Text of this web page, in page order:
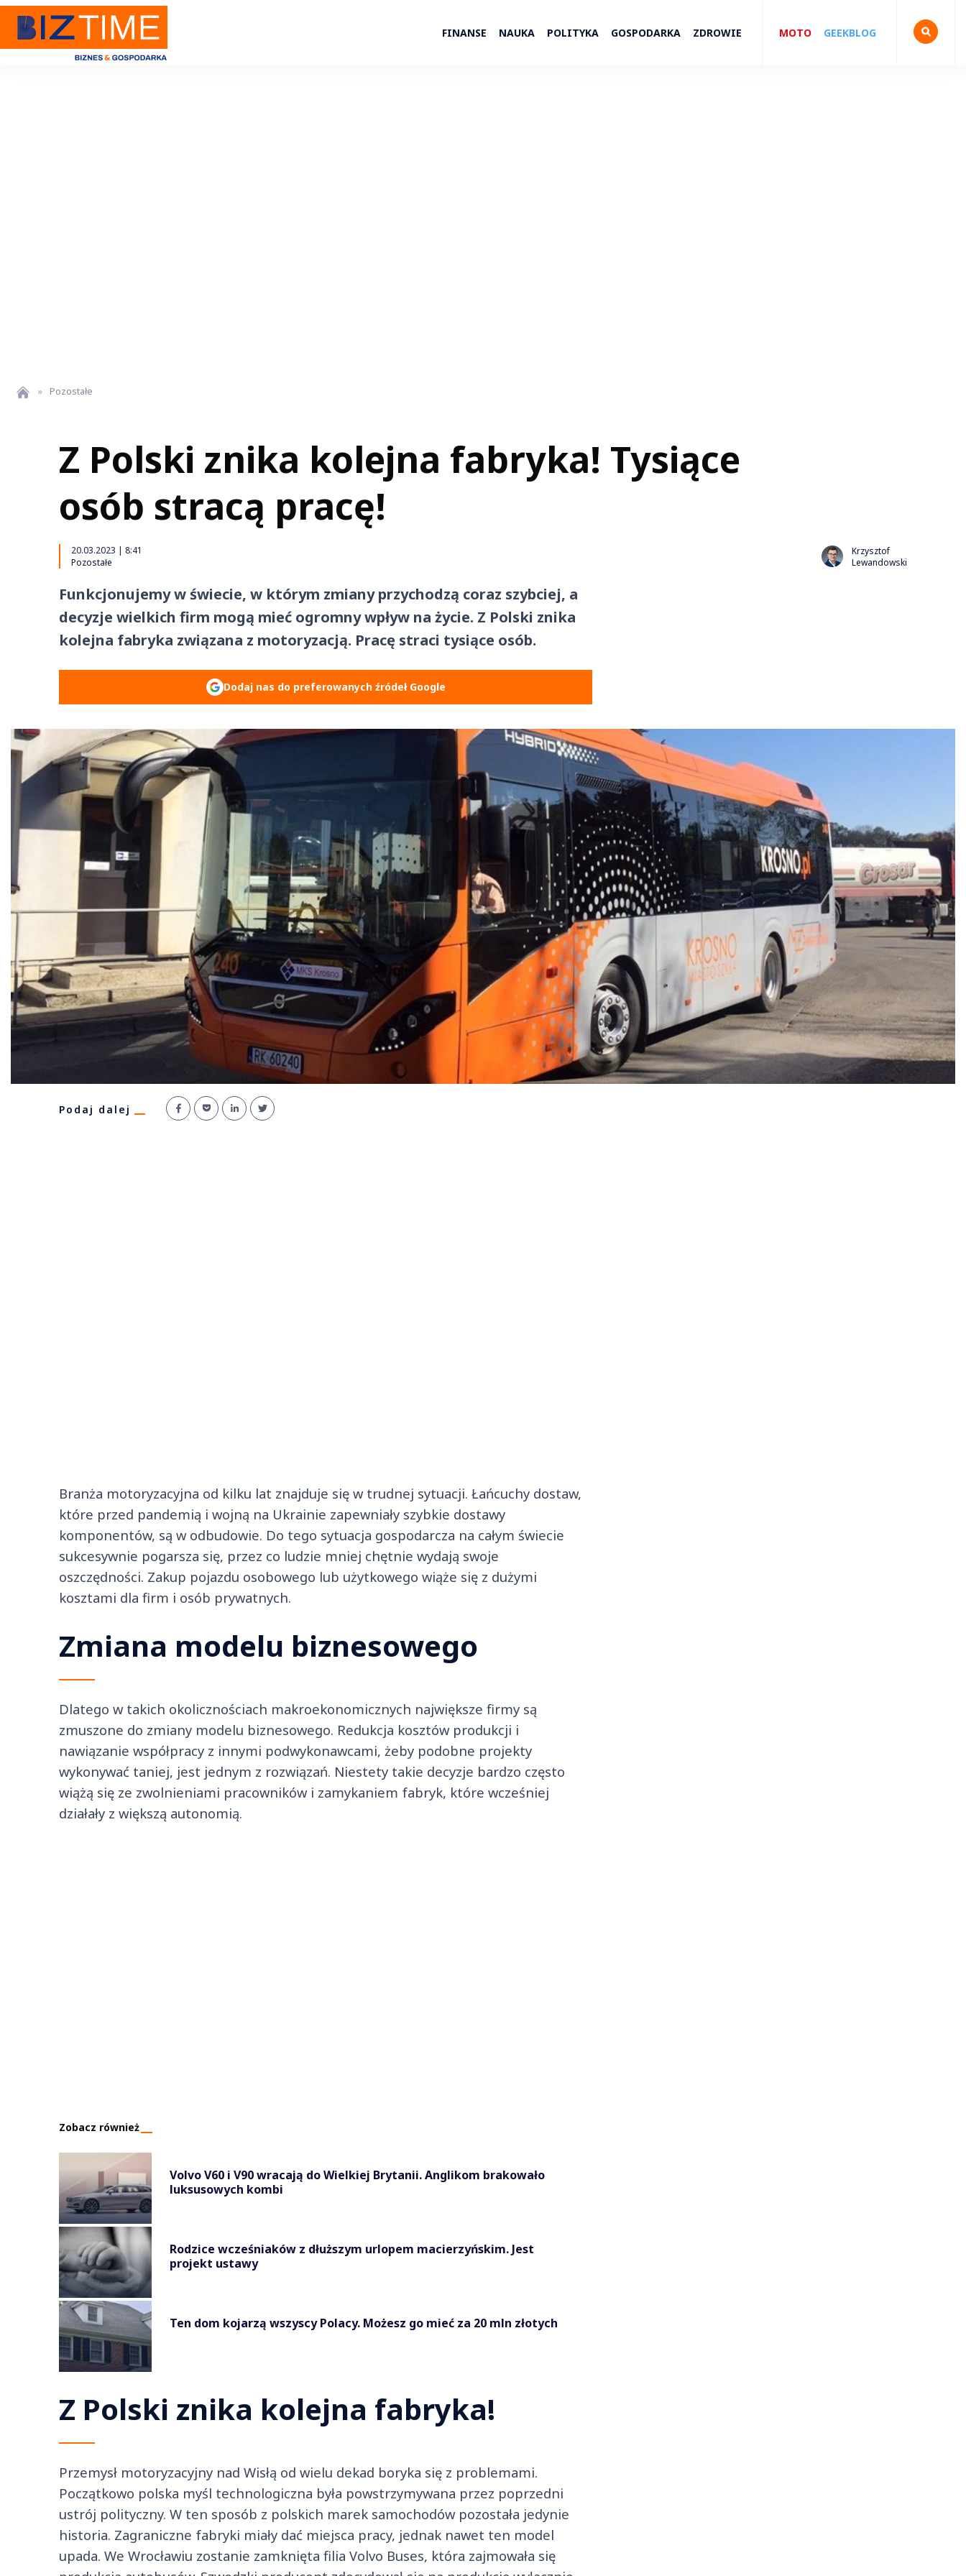
FINANSE NAUKA POLITYKA GOSPODARKA ZDROWIE MOTO GEEKBLOG
» Pozostałe
Z Polski znika kolejna fabryka! Tysiące
osób stracą pracę!
20.03.2023 | 8:41
Pozostałe
Krzysztof
Lewandowski
Funkcjonujemy w świecie, w którym zmiany przychodzą coraz szybciej, a
decyzje wielkich firm mogą mieć ogromny wpływ na życie. Z Polski znika
kolejna fabryka związana z motoryzacją. Pracę straci tysiące osób.
Dodaj nas do preferowanych źródeł Google
Podaj dalej
Branża motoryzacyjna od kilku lat znajduje się w trudnej sytuacji. Łańcuchy dostaw,
które przed pandemią i wojną na Ukrainie zapewniały szybkie dostawy
komponentów, są w odbudowie. Do tego sytuacja gospodarcza na całym świecie
sukcesywnie pogarsza się, przez co ludzie mniej chętnie wydają swoje
oszczędności. Zakup pojazdu osobowego lub użytkowego wiąże się z dużymi
kosztami dla firm i osób prywatnych.
Zmiana modelu biznesowego
Dlatego w takich okolicznościach makroekonomicznych największe firmy są
zmuszone do zmiany modelu biznesowego. Redukcja kosztów produkcji i
nawiązanie współpracy z innymi podwykonawcami, żeby podobne projekty
wykonywać taniej, jest jednym z rozwiązań. Niestety takie decyzje bardzo często
wiążą się ze zwolnieniami pracowników i zamykaniem fabryk, które wcześniej
działały z większą autonomią.
Zobacz również
Volvo V60 i V90 wracają do Wielkiej Brytanii. Anglikom brakowało
luksusowych kombi
Rodzice wcześniaków z dłuższym urlopem macierzyńskim. Jest
projekt ustawy
Ten dom kojarzą wszyscy Polacy. Możesz go mieć za 20 mln złotych
Z Polski znika kolejna fabryka!
Przemysł motoryzacyjny nad Wisłą od wielu dekad boryka się z problemami.
Początkowo polska myśl technologiczna była powstrzymywana przez poprzedni
ustrój polityczny. W ten sposób z polskich marek samochodów pozostała jedynie
historia. Zagraniczne fabryki miały dać miejsca pracy, jednak nawet ten model
upada. We Wrocławiu zostanie zamknięta filia Volvo Buses, która zajmowała się